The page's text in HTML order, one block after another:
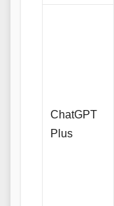
ChatGPT
Plus